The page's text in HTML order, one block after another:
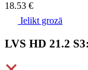
18.53 €
Ielikt grozā
LVS HD 21.2